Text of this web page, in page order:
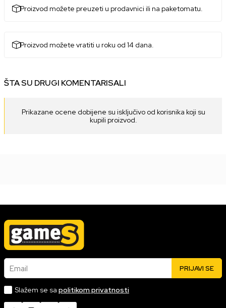
Proizvod možete preuzeti u prodavnici ili na paketomatu.
Proizvod možete vratiti u roku od 14 dana.
ŠTA SU DRUGI KOMENTARISALI
Prikazane ocene dobijene su isključivo od korisnika koji su
kupili proizvod.
Email PRIJAVI SE
Slažem se sa politikom privatnosti